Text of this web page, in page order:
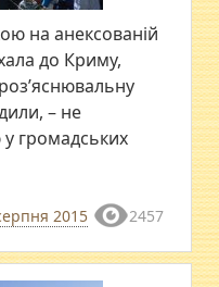
на анексованій
до Криму,
– не
громадських
2015 2457